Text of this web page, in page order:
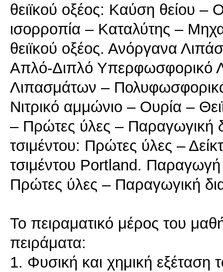
θειϊκού οξέος: Καύση θείου
ισορροπία – Καταλύτης –
θειϊκού οξέος. Ανόργανα
Απλό-Διπλό Υπερφωσφορικό
Λιπασμάτων –
Νιτρικό αμμώνιο – Ουρία –
– Πρώτες ύλες – Παραγωγική
τσιμέντου: Πρώτες ύλες –
τσιμέντου Portland. Παραγωγή
Πρώτες ύλες – Παραγωγική
Το πειραματικό μέρος του
πειράματα:
1. Φυσική και χημική εξέταση